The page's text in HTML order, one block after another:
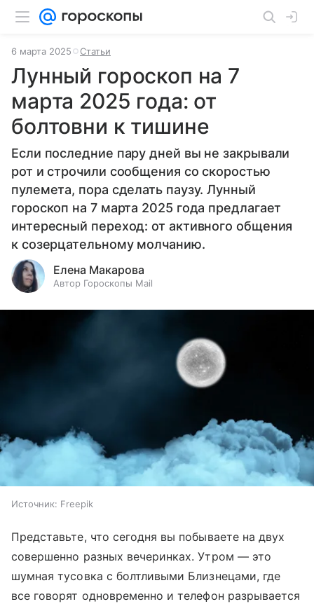
6 марта 2025 Статьи
Лунный гороскоп на 7
марта 2025 года: от
болтовни к тишине
Если последние пару дней вы не закрывали
рот и строчили сообщения со скоростью
пулемета, пора сделать паузу. Лунный
гороскоп на 7 марта 2025 года предлагает
интересный переход: от активного общения
к созерцательному молчанию.
Елена Макарова
Автор Гороскопы Mail
Источник: Freepik
Представьте, что сегодня вы побываете на двух
совершенно разных вечеринках. Утром — это
шумная тусовка с болтливыми Близнецами, где
все говорят одновременно и телефон разрывается